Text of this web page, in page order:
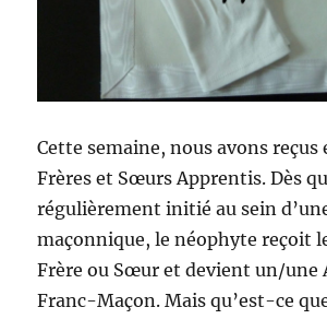
Cette semaine, nous avons reçus
Frères et Sœurs Apprentis. Dès
régulièrement initié au sein
maçonnique, le néophyte reçoit
Frère ou Sœur et devient un/une
Franc-Maçon. Mais qu’est-ce